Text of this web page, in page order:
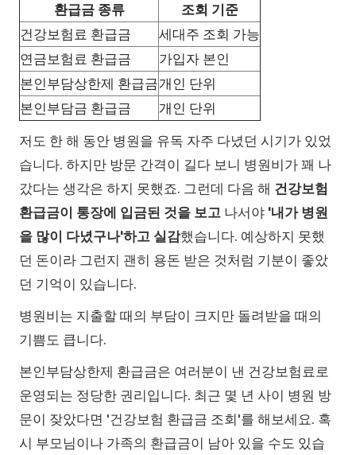
환급금 종류
조회 기준
건강보험료 환급금
세대주 조회 가능
연금보험료 환급금
가입자 본인
본인부담상한제 환급금개인 단위
본인부담금 환급금
개인 단위
저도 한 해 동안 병원을 유독 자주 다녔던 시기가 있었
습니다. 하지만 방문 간격이 길다 보니 병원비가 꽤 나
갔다는 생각은 하지 못했죠. 그런데 다음 해 건강보험
환급금이 통장에 입금된 것을 보고 나서야 '내가 병원
을 많이 다녔구나'하고 실감했습니다. 예상하지 못했
던 돈이라 그런지 괜히 용돈 받은 것처럼 기분이 좋았
던 기억이 있습니다.
병원비는 지출할 때의 부담이 크지만 돌려받을 때의
기쁨도 큽니다.
본인부담상한제 환급금은 여러분이 낸 건강보험료로
운영되는 정당한 권리입니다. 최근 몇 년 사이 병원 방
문이 잦았다면 '건강보험 환급금 조회'를 해보세요. 혹
시 부모님이나 가족의 환급금이 남아 있을 수도 있습